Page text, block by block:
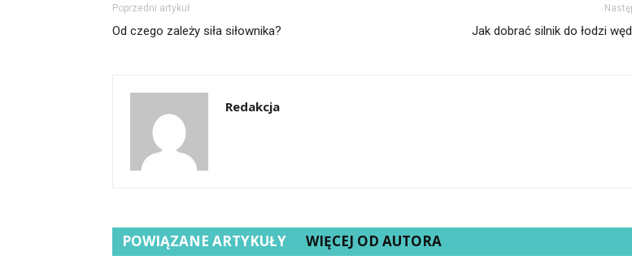
Poprzedni artykuł
Od czego zależy siła siłownika? Jak dobrać silnik do łodzi
Redakcja
POWIĄZANE ARTYKUŁY WIĘCEJ OD AUTORA